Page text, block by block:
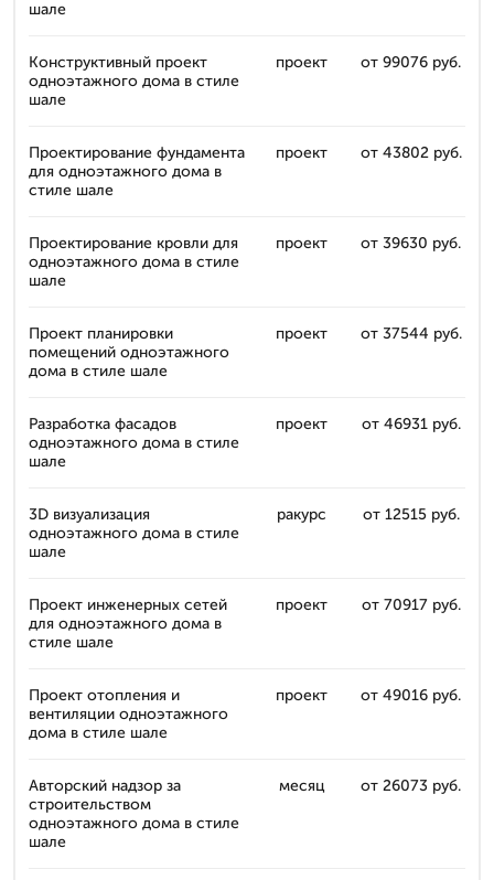
шале
Конструктивный проект
одноэтажного дома в стиле
шале
проект от 99076 руб.
Проектирование фундамента
для одноэтажного дома в
стиле шале
проект от 43802 руб.
Проектирование кровли для
одноэтажного дома в стиле
шале
проект от 39630 руб.
Проект планировки
помещений одноэтажного
дома в стиле шале
проект от 37544 руб.
Разработка фасадов
одноэтажного дома в стиле
шале
проект от 46931 руб.
3D визуализация
одноэтажного дома в стиле
шале
ракурс от 12515 руб.
Проект инженерных сетей
для одноэтажного дома в
стиле шале
проект от 70917 руб.
Проект отопления и
вентиляции одноэтажного
дома в стиле шале
проект от 49016 руб.
Авторский надзор за
строительством
одноэтажного дома в стиле
шале
месяц от 26073 руб.